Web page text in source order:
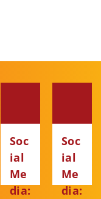
Soc
ial
Me
dia:
Soc
ial
Me
dia: